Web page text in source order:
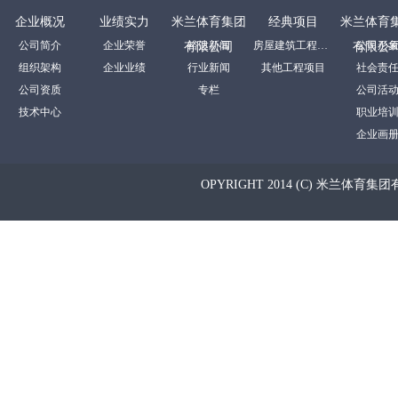
企业概况
公司简介
组织架构
公司资质
技术中心
业绩实力
企业荣誉
企业业绩
米兰体育集团
有限公司
裕达新闻
行业新闻
专栏
经典项目
房屋建筑工程项目
其他工程项目
米兰体育
有限公
公司形象
社会责任
公司活动
职业培训
企业画册
OPYRIGHT 2014 (C) 米兰体育集团